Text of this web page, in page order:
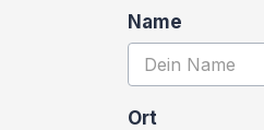
Name
Ort